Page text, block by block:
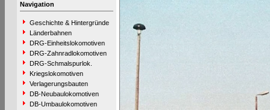
Navigation
Geschichte & Hintergründe
Länderbahnen
DRG-Einheitslokomotiven
DRG-Zahnradlokomotiven
DRG-Schmalspurlok.
Kriegslokomotiven
Verlagerungsbauten
DB-Neubaulokomotiven
DB-Umbaulokomotiven